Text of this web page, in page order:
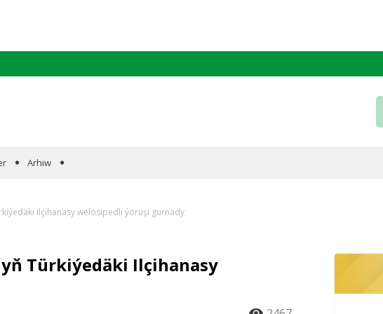
Arhiw
Ilçihanasy welosipedli ýörüşi gurnady
Türkiýedäki Ilçihanasy